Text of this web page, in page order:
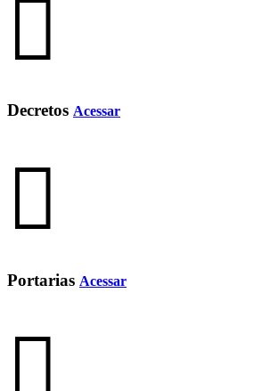
Decretos Acessar
Portarias Acessar